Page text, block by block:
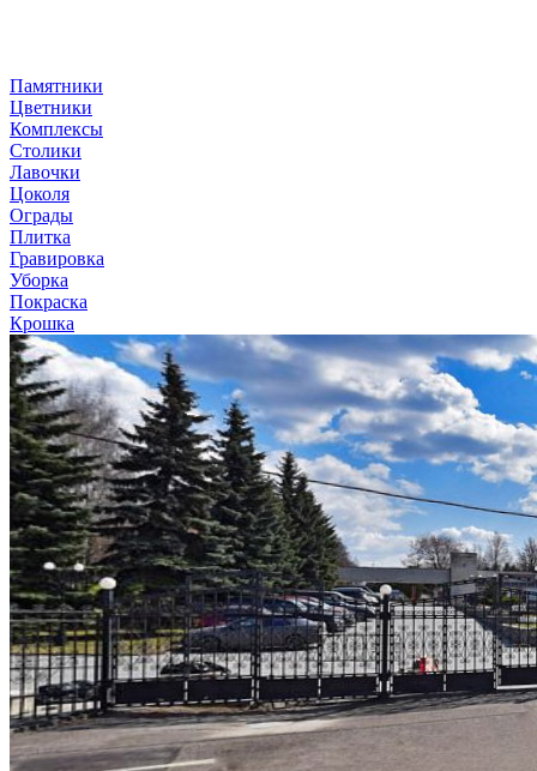
Памятники
Цветники
Комплексы
Столики
Лавочки
Цоколя
Ограды
Плитка
Гравировка
Уборка
Покраска
Крошка